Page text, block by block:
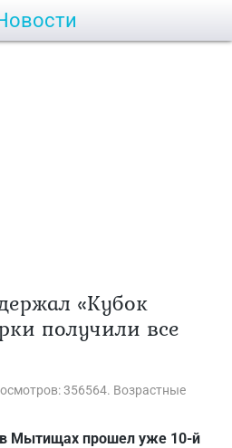
«Кубок
получили все
356564. Возрастные
в Мытищах прошел уже 10-й